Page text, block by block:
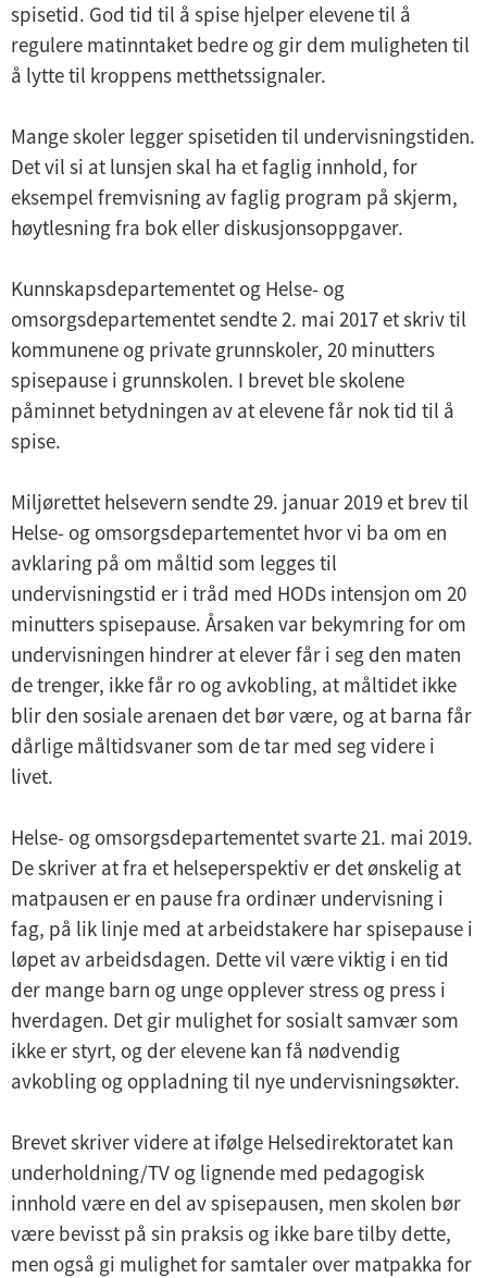
spisetid. God tid til å spise hjelper elevene til å
regulere matinntaket bedre og gir dem muligheten til
å lytte til kroppens metthetssignaler.
Mange skoler legger spisetiden til undervisningstiden.
Det vil si at lunsjen skal ha et faglig innhold, for
eksempel fremvisning av faglig program på skjerm,
høytlesning fra bok eller diskusjonsoppgaver.
Kunnskapsdepartementet og Helse- og
omsorgsdepartementet sendte 2. mai 2017 et skriv til
kommunene og private grunnskoler, 20 minutters
spisepause i grunnskolen. I brevet ble skolene
påminnet betydningen av at elevene får nok tid til å
spise.
Miljørettet helsevern sendte 29. januar 2019 et brev til
Helse- og omsorgsdepartementet hvor vi ba om en
avklaring på om måltid som legges til
undervisningstid er i tråd med HODs intensjon om 20
minutters spisepause. Årsaken var bekymring for om
undervisningen hindrer at elever får i seg den maten
de trenger, ikke får ro og avkobling, at måltidet ikke
blir den sosiale arenaen det bør være, og at barna får
dårlige måltidsvaner som de tar med seg videre i
livet.
Helse- og omsorgsdepartementet svarte 21. mai 2019.
De skriver at fra et helseperspektiv er det ønskelig at
matpausen er en pause fra ordinær undervisning i
fag, på lik linje med at arbeidstakere har spisepause i
løpet av arbeidsdagen. Dette vil være viktig i en tid
der mange barn og unge opplever stress og press i
hverdagen. Det gir mulighet for sosialt samvær som
ikke er styrt, og der elevene kan få nødvendig
avkobling og oppladning til nye undervisningsøkter.
Brevet skriver videre at ifølge Helsedirektoratet kan
underholdning/TV og lignende med pedagogisk
innhold være en del av spisepausen, men skolen bør
være bevisst på sin praksis og ikke bare tilby dette,
men også gi mulighet for samtaler over matpakka for